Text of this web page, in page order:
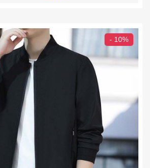
- 10%